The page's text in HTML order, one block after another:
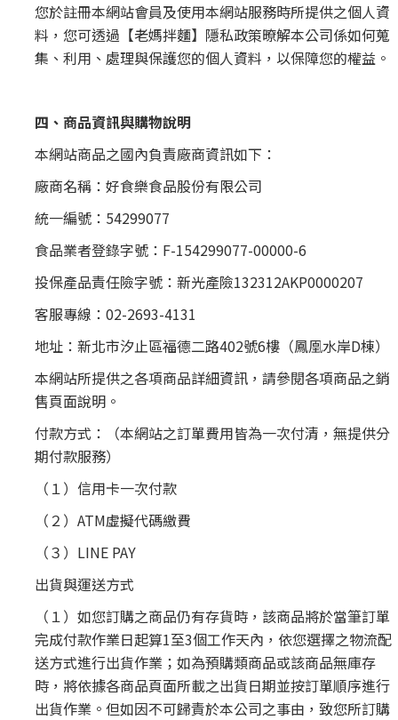
您於註冊本網站會員及使用本網站服務時所提供之個人資
料，您可透過【老媽拌麵】隱私政策暸解本公司係如何蒐
集、利用、處理與保護您的個人資料，以保障您的權益。
四、商品資訊與購物說明
本網站商品之國內負責廠商資訊如下：
廠商名稱：好食樂食品股份有限公司
統一編號：54299077
食品業者登錄字號：F-154299077-00000-6
投保產品責任險字號：新光產險132312AKP0000207
客服專線：02-2693-4131
地址： 新北市汐止區福德二路402號6樓（鳳凰水岸D棟）
本網站所提供之各項商品詳細資訊，請參閱各項商品之銷
售頁面說明。
付款方式：（本網站之訂單費用皆為一次付清，無提供分
期付款服務）
（１）信用卡一次付款
（２）ATM虛擬代碼繳費
（３）LINE PAY
出貨與運送方式
（１）如您訂購之商品仍有存貨時，該商品將於當筆訂單
完成付款作業日起算1至3個工作天內，依您選擇之物流配
送方式進行出貨作業；如為預購類商品或該商品無庫存
時，將依據各商品頁面所載之出貨日期並按訂單順序進行
出貨作業。但如因不可歸責於本公司之事由，致您所訂購